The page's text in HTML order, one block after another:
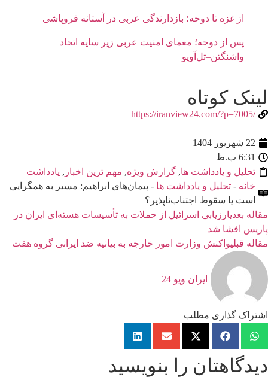
از غزه تا دوحه؛ بازدارندگی عربی در آستانه فروپاشی
پس از دوحه؛ معمای امنیت عربی زیر سایه اتحاد
واشنگتن–تل‌آویو
لینک کوتاه
/https://iranview24.com/?p=7005
22 شهریور 1404
6:31 ب.ظ
تحلیل و یادداشت ها, گزارش ویژه, مهم ترین اخبار , یادداشت
خانه - تحلیل و یادداشت ها - پیمان‌های ابراهیم: مسیر به همگرایی
است یا سقوط اجتناب‌ناپذیر؟
مقاله بعدیارزیابی اسرائیل از حملات به تأسیسات هسته‌ای ایران در
پاریس افشا شد
مقاله قبلیواکنش وزارت امور خارجه به بیانیه ضد ایرانی گروه هفت
ایران ویو 24
اشتراک گذاری مطلب
دیدگاهتان را بنویسید